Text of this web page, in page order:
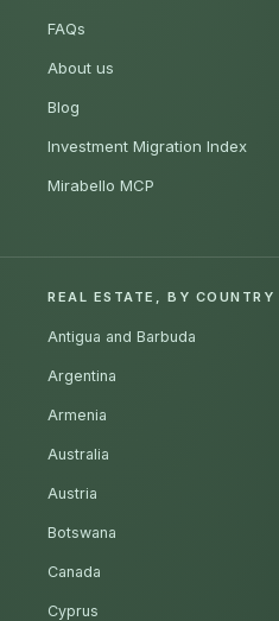
FAQs
About us
Blog
Investment Migration Index
Mirabello MCP
REAL ESTATE, BY COUNTRY
Antigua and Barbuda
Argentina
Armenia
Australia
Austria
Botswana
Canada
Cyprus